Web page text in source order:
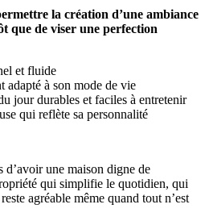
la création d’une ambiance
que de viser une perfection
et fluide
adapté à son mode de vie
jour durables et faciles à entretenir
qui reflète sa personnalité
une maison digne de
qui simplifie le quotidien, qui
agréable même quand tout n’est